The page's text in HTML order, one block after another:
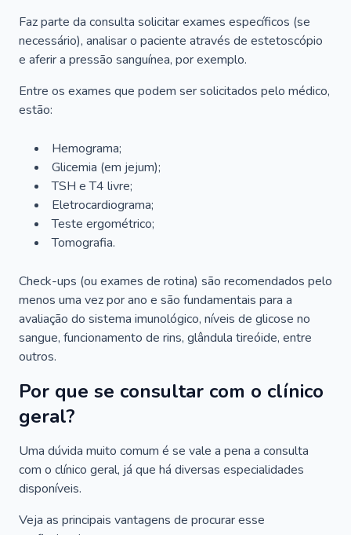
Faz parte da consulta solicitar exames específicos (se
necessário), analisar o paciente através de estetoscópio
e aferir a pressão sanguínea, por exemplo.
Entre os exames que podem ser solicitados pelo médico,
estão:
Hemograma;
Glicemia (em jejum);
TSH e T4 livre;
Eletrocardiograma;
Teste ergométrico;
Tomografia.
Check-ups (ou exames de rotina) são recomendados pelo
menos uma vez por ano e são fundamentais para a
avaliação do sistema imunológico, níveis de glicose no
sangue, funcionamento de rins, glândula tireóide, entre
outros.
Por que se consultar com o clínico
geral?
Uma dúvida muito comum é se vale a pena a consulta
com o clínico geral, já que há diversas especialidades
disponíveis.
Veja as principais vantagens de procurar esse